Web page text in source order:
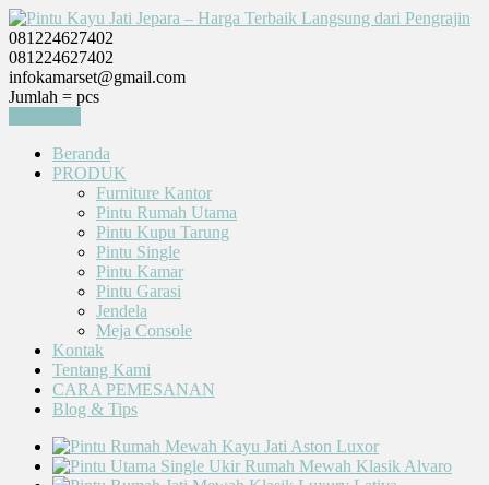
081224627402
081224627402
infokamarset@gmail.com
Jumlah = pcs
Beranda
PRODUK
Furniture Kantor
Pintu Rumah Utama
Pintu Kupu Tarung
Pintu Single
Pintu Kamar
Pintu Garasi
Jendela
Meja Console
Kontak
Tentang Kami
CARA PEMESANAN
Blog & Tips